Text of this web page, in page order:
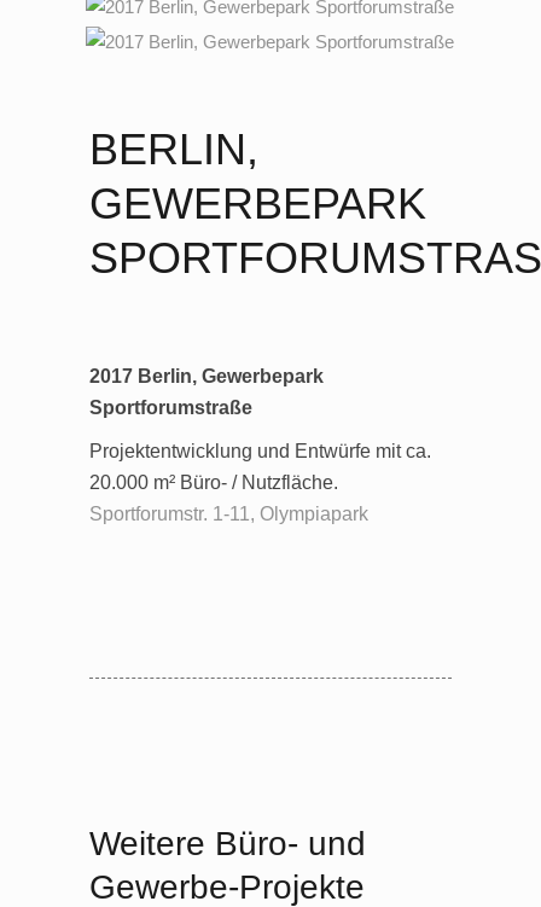
BERLIN,
GEWERBEPARK
2017 Berlin, Gewerbepark
Sportforumstraße
Projektentwicklung und Entwürfe mit ca.
20.000 m² Büro- / Nutzfläche.
Sportforumstr. 1-11, Olympiapark
Weitere Büro- und
Gewerbe-Projekte